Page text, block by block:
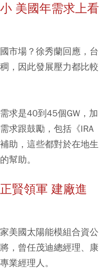
美國年需求上看
市場？徐秀蘭回應，台
，因此發展壓力都比較
求是40到45個GW，加
求跟鼓勵，包括《IRA
助，這些都對於在地生
幫助。
賢領軍 建廠進
美國太陽能模組合資公
，曾任茂迪總經理、康
業經理人。